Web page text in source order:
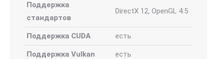
Поддержка
стандартов
DirectX 12, OpenGL 4.5
Поддержка CUDA есть
Поддержка Vulkan есть